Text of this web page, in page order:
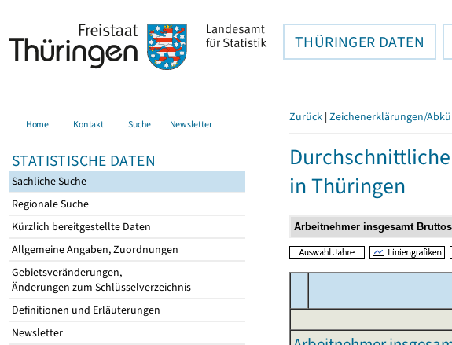
THÜRINGER DATEN
Home Kontakt Suche Newsletter
STATISTISCHE DATEN
Sachliche Suche
Regionale Suche
Kürzlich bereitgestellte Daten
Allgemeine Angaben, Zuordnungen
Gebietsveränderungen,
Änderungen zum Schlüsselverzeichnis
Definitionen und Erläuterungen
Newsletter
Zurück | Zeichenerklärungen/
in Thüringen